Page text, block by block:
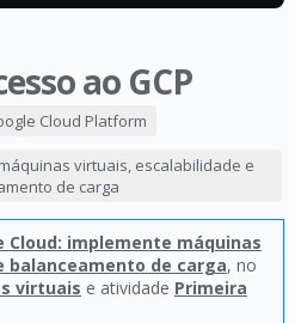
ao GCP
Cloud Platform
virtuais, escalabilidade e
de carga
Cloud: implemente máquinas
balanceamento de carga, no
virtuais e atividade Primeira